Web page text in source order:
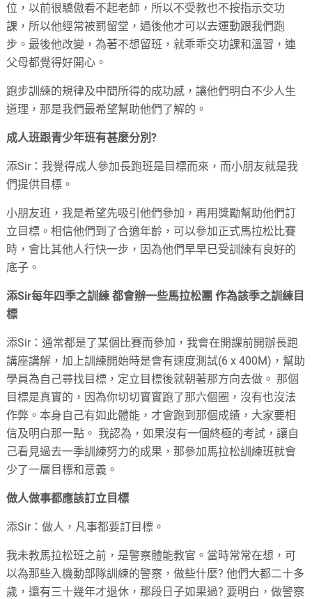
位，以前很驕傲看不起老師，所以不受教也不按指示交功
課，所以他經常被罰留堂，過後他才可以去運動跟我們跑
步。最後他改變，為著不想留班，就乖乖交功課和溫習，連
父母都覺得好開心。
跑步訓練的規律及中間所得的成功感，讓他們明白不少人生
道理，那是我們最希望幫助他們了解的。
成人班跟青少年班有甚麼分別?
添Sir：我覺得成人參加長跑班是目標而來，而小朋友就是我
們提供目標。
小朋友班，我是希望先吸引他們參加，再用獎勵幫助他們訂
立目標。相信他們到了合適年齡，可以參加正式馬拉松比賽
時，會比其他人行快一步，因為他們早早已受訓練有良好的
底子。
添Sir每年四季之訓練 都會辦一些馬拉松團 作為該季之訓練目
標
添Sir：通常都是了某個比賽而參加，我會在開課前開辦長跑
講座講解，加上訓練開始時是會有速度測試(6 x 400M)，幫助
學員為自己尋找目標，定立目標後就朝著那方向去做。 那個
目標是真實的，因為你切切實實跑了那六個圈，沒有也沒法
作弊。本身自己有如此體能，才會跑到那個成績，大家要相
信及明白那一點。 我認為，如果沒有一個終極的考試，讓自
己看見過去一季訓練努力的成果，那參加馬拉松訓練班就會
少了一層目標和意義。
做人做事都應該訂立目標
添Sir：做人，凡事都要訂目標。
我未教馬拉松班之前，是警察體能教官。當時常常在想，可
以為那些入機動部隊訓練的警察，做些什麼? 他們大都二十多
歲，還有三十幾年才退休，那段日子如果過? 要明白，做警察